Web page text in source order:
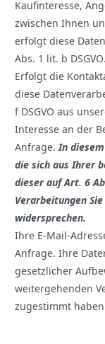
Kaufinteresse,
zwischen Ihnen
erfolgt diese
Abs. 1 lit. b DSGVO.
Erfolgt die
diese
f DSGVO aus
Interesse an der
Anfrage. In
die sich aus Ihrer
dieser auf Art. 6
Verarbeitungen
widersprechen.
Ihre E-Mail-
Anfrage. Ihre
gesetzlicher
weitergehenden
zugestimmt